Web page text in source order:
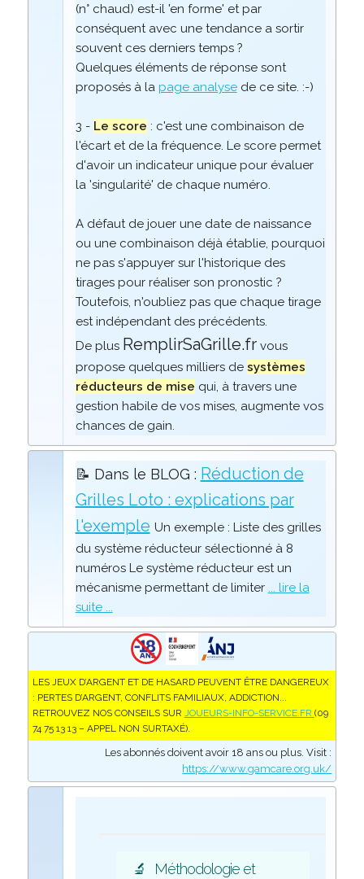
(n° chaud) est-il 'en forme' et par
conséquent avec une tendance a sortir
souvent ces derniers temps ?
Quelques éléments de réponse sont
proposés à la page analysede ce site. :-)
3 - Le score : c'est une combinaison de
l'écart et de la fréquence. Le score permet
d'avoir un indicateur unique pour évaluer
la 'singularité' de chaque numéro.
A défaut de jouer une date de naissance
ou une combinaison déjà établie, pourquoi
ne pas s'appuyer sur l'historique des
tirages pour réaliser son pronostic ?
Toutefois, n'oubliez pas que chaque tirage
est indépendant des précédents.
De plus RemplirSaGrille.frvous
propose quelques milliers de systèmes
réducteurs de mise qui, à travers une
gestion habile de vos mises, augmente vos
chances de gain.
📝 Dans le BLOG : Réduction de
Grilles Loto : explications par
l'exemple Un exemple : Liste des grilles
du système réducteur sélectionné à 8
numéros Le système réducteur est un
mécanisme permettant de limiter ... lire la
suite ...
LES JEUX D’ARGENT ET DE HASARD PEUVENT ÊTRE DANGEREUX
: PERTES D’ARGENT, CONFLITS FAMILIAUX, ADDICTION...
RETROUVEZ NOS CONSEILS SUR JOUEURS-INFO-SERVICE.FR (09
74 75 13 13 – APPEL NON SURTAXÉ).
Les abonnés doivent avoir 18 ans ou plus. Visit :
https://www.gamcare.org.uk/
🔬
Méthodologie et